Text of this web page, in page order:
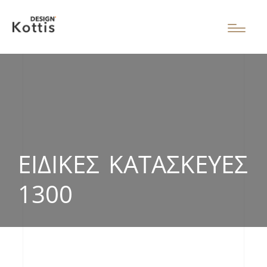
ΕΙΔΙΚΈΣ ΚΑΤΑΣΚΕΥΈΣ
1300